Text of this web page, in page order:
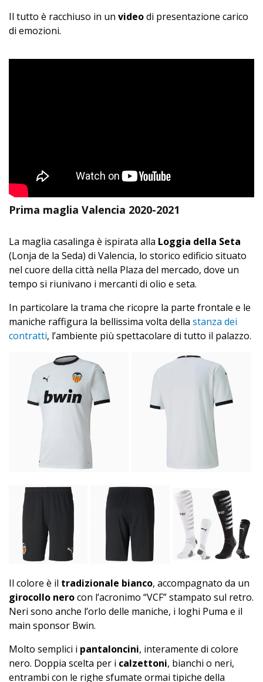
Il tutto è racchiuso in un videodi presentazione carico
di emozioni.
Prima maglia Valencia 2020-2021
La maglia casalinga è ispirata alla Loggia della Seta
(Lonja de la Seda) di Valencia, lo storico edificio situato
nel cuore della città nella Plaza del mercado, dove un
tempo si riunivano i mercanti di olio e seta.
In particolare la trama che ricopre la parte frontale e le
maniche raffigura la bellissima volta della stanza dei
contratti, l’ambiente più spettacolare di tutto il palazzo.
Il colore è il tradizionale bianco, accompagnato da un
girocollo nerocon l’acronimo “VCF” stampato sul retro.
Neri sono anche l’orlo delle maniche, i loghi Puma e il
main sponsor Bwin.
Molto semplici i pantaloncini, interamente di colore
nero. Doppia scelta per i calzettoni, bianchi o neri,
entrambi con le righe sfumate ormai tipiche della